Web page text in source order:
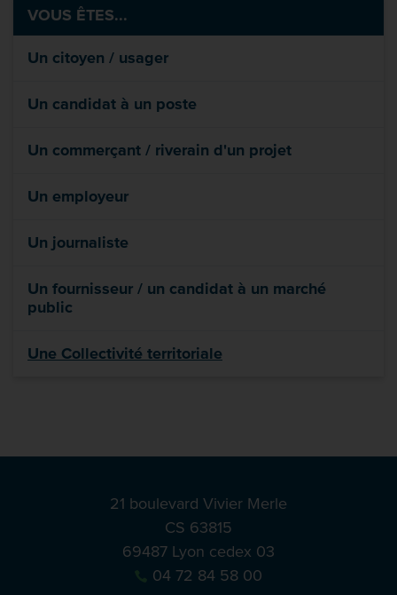
VOUS ÊTES...
Un citoyen / usager
Un candidat à un poste
Un commerçant / riverain d'un projet
Un employeur
Un journaliste
Un fournisseur / un candidat à un marché
public
Une Collectivité territoriale
21 boulevard Vivier Merle
CS 63815
69487 Lyon cedex 03
04 72 84 58 00